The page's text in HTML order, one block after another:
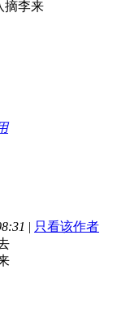
摘李来
| 只看该作者